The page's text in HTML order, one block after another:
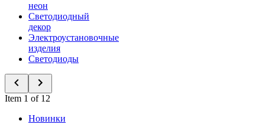
неон
Светодиодный
декор
Электроустановочные
изделия
Светодиоды
Item 1 of 12
Новинки